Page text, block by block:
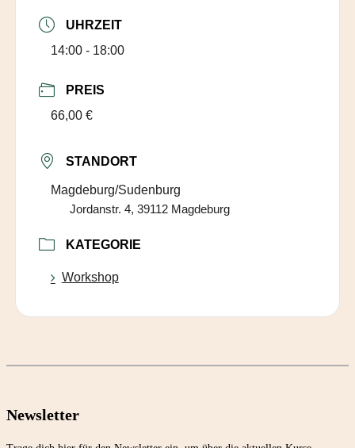
UHRZEIT
14:00 - 18:00
PREIS
66,00 €
STANDORT
Magdeburg/Sudenburg
Jordanstr. 4, 39112 Magdeburg
KATEGORIE
Workshop
Newsletter